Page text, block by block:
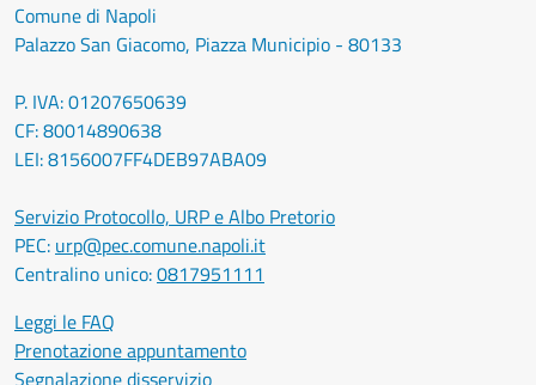
Comune di Napoli
Palazzo San Giacomo, Piazza Municipio - 80133
P. IVA: 01207650639
CF: 80014890638
LEI: 8156007FF4DEB97ABA09
Servizio Protocollo, URP e Albo Pretorio
PEC: urp@pec.comune.napoli.it
Centralino unico:0817951111
Leggi le FAQ
Prenotazione appuntamento